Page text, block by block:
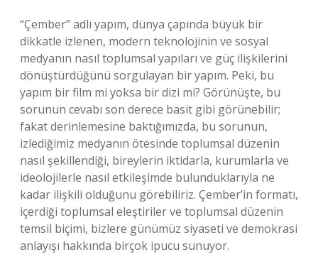
“Çember” adlı yapım, dünya çapında büyük bir
dikkatle izlenen, modern teknolojinin ve sosyal
medyanın nasıl toplumsal yapıları ve güç ilişkilerini
dönüştürdüğünü sorgulayan bir yapım. Peki, bu
yapım bir film mi yoksa bir dizi mi? Görünüşte, bu
sorunun cevabı son derece basit gibi görünebilir;
fakat derinlemesine baktığımızda, bu sorunun,
izlediğimiz medyanın ötesinde toplumsal düzenin
nasıl şekillendiği, bireylerin iktidarla, kurumlarla ve
ideolojilerle nasıl etkileşimde bulunduklarıyla ne
kadar ilişkili olduğunu görebiliriz. Çember’in formatı,
içerdiği toplumsal eleştiriler ve toplumsal düzenin
temsil biçimi, bizlere günümüz siyaseti ve demokrasi
anlayışı hakkında birçok ipucu sunuyor.